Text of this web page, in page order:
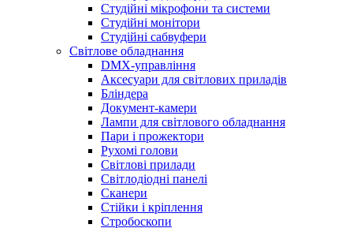
Студійні мікрофони та системи
Студійні монітори
Студійні сабвуфери
Світлове обладнання
DMX-управління
Аксесуари для світлових приладів
Бліндера
Документ-камери
Лампи для світлового обладнання
Пари і прожектори
Рухомі голови
Світлові прилади
Світлодіодні панелі
Сканери
Стійки і кріплення
Стробоскопи